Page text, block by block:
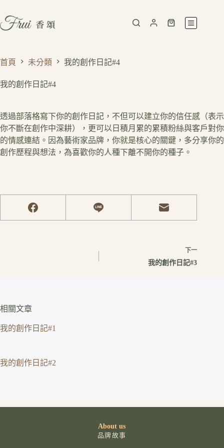
首頁 未分類 我的創作日記#4
我的創作日記#4
透過部落格寫下你的創作日記，不但可以建立你的信任感（表示
你不斷在創作中深耕），更可以日積月累的累積粉絲與客戶對你
的情感連結。因為藝術家品牌，你就是核心的關鍵，多分享你的
創作歷程與想法，為喜歡你的人種下離不開你的種子。
下一
我的創作日記#3
相關文章
我的創作日記#1
我的創作日記#2
About us
品牌故事